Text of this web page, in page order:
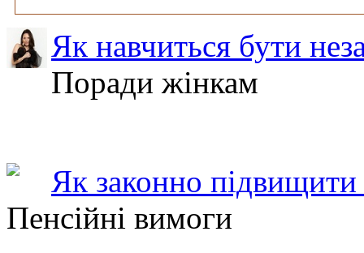
Як навчиться бути
Поради жінкам
Як законно підвищити
Пенсійні вимоги